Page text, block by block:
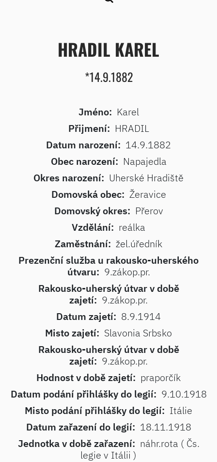
HRADIL KAREL
*14.9.1882
Jméno: Karel
Přijmení: HRADIL
Datum narození: 14.9.1882
Obec narození: Napajedla
Okres narození: Uherské Hradiště
Domovská obec: Žeravice
Domovský okres: Přerov
Vzdělání: reálka
Zaměstnání: žel.úředník
Prezenční služba u rakousko-uherského
útvaru: 9.zákop.pr.
Rakousko-uherský útvar v době
zajetí: 9.zákop.pr.
Datum zajetí: 8.9.1914
Misto zajetí: Slavonia Srbsko
Rakousko-uherský útvar v době
zajetí: 9.zákop.pr.
Hodnost v době zajetí: praporčík
Datum podání přihlášky do legií: 9.10.1918
Misto podání přihlášky do legií: Itálie
Datum zařazení do legií: 18.11.1918
Jednotka v době zařazení: náhr.rota ( Čs.
legie v Itálii )